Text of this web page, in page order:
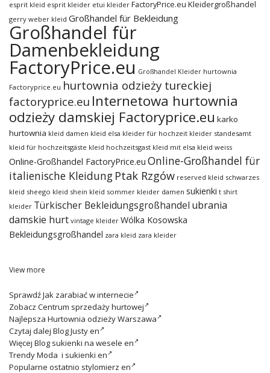
esprit kleid esprit kleider etui kleider FactoryPrice.eu Kleidergroßhandel
gerry weber kleid Großhandel für Bekleidung
Großhandel für
Damenbekleidung
FactoryPrice.eu Großhandel Kleider hurtownia
Factoryprice.eu hurtownia odzieży tureckiej
factoryprice.eu Internetowa hurtownia
odzieży damskiej Factoryprice.eu karko
hurtownia kleid damen kleid elsa kleider für hochzeit kleider standesamt
kleid für hochzeitsgäste kleid hochzeitsgast kleid mit elsa kleid weiss
Online-Großhandel FactoryPrice.eu Online-Großhandel für
italienische Kleidung Ptak Rzgów reserved kleid schwarzes
kleid sheego kleid shein kleid sommer kleider damen sukienki t shirt
kleider Türkischer Bekleidungsgroßhandel ubrania
damskie hurt vintage kleider Wólka Kosowska
Bekleidungsgroßhandel zara kleid zara kleider
View more
SprawdźJak zarabiać w internecie
Zobacz Centrum sprzedaży hurtowej
Najlepsza Hurtownia odzieży Warszawa
Czytaj dalej Blog Justy en
Więcej Blog sukienki na wesele en
TrendyModa i sukienki en
Popularne ostatnio stylomierz en